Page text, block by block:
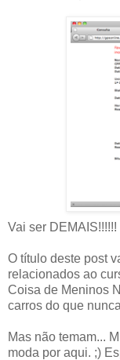
Vai ser DEMAIS!!!!!!
O título deste post
relacionados ao
Coisa de Meninos
carros do que
Mas não temam...
moda por aqui. ;)